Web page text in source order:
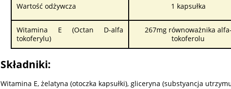
Wartość odżywcza 1 kapsułka
Witamina E (Octan D-alfa
tokoferylu)
267mg równoważnika alfa-
tokoferolu
Składniki:
Witamina E, żelatyna (otoczka kapsułki), gliceryna (substyancja